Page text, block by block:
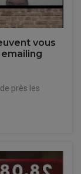
vous
près les